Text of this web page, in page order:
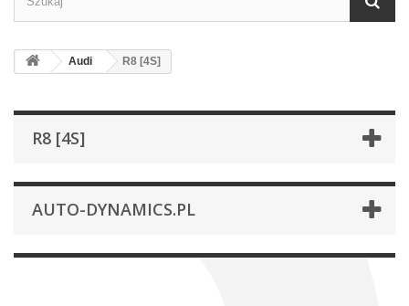
Audi R8 [4S]
R8 [4S]
AUTO-DYNAMICS.PL